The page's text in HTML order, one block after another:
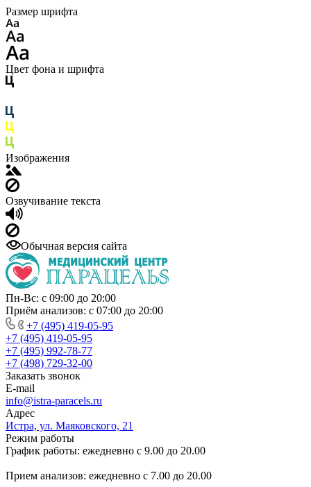
Размер шрифта
Цвет фона и шрифта
Изображения
Озвучивание текста
Обычная версия сайта
Пн-Вс: с 09:00 до 20:00
Приём анализов: с 07:00 до 20:00
+7 (495) 419-05-95
+7 (495) 419-05-95
+7 (495) 992-78-77
+7 (498) 729-32-00
Заказать звонок
E-mail
info@istra-paracels.ru
Адрес
Истра, ул. Маяковского, 21
Режим работы
График работы: ежедневно с 9.00 до 20.00
Прием анализов: ежедневно с 7.00 до 20.00